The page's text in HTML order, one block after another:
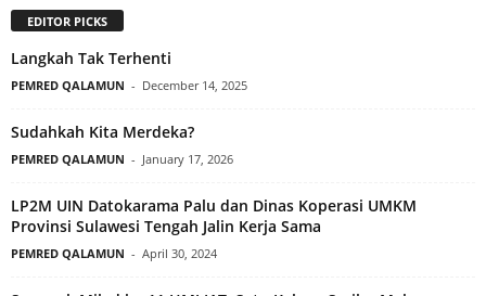
EDITOR PICKS
Langkah Tak Terhenti
PEMRED QALAMUN - December 14, 2025
Sudahkah Kita Merdeka?
PEMRED QALAMUN - January 17, 2026
LP2M UIN Datokarama Palu dan Dinas Koperasi UMKM
Provinsi Sulawesi Tengah Jalin Kerja Sama
PEMRED QALAMUN - April 30, 2024